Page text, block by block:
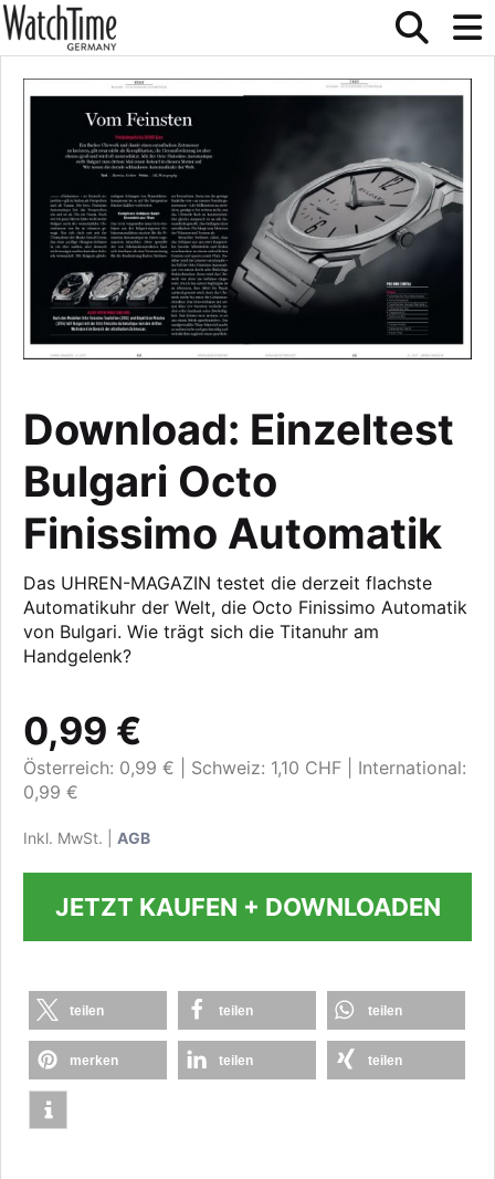
Download: Einzeltest
Bulgari Octo
Finissimo Automatik
Das UHREN-MAGAZIN testet die derzeit flachste
Automatikuhr der Welt, die Octo Finissimo Automatik
von Bulgari. Wie trägt sich die Titanuhr am
Handgelenk?
0,99 €
Österreich: 0,99 € Schweiz: 1,10 CHF
International:
0,99 €
Inkl. MwSt. | AGB
JETZT KAUFEN + DOWNLOADEN
teilen teilen teilen
merken teilen teilen